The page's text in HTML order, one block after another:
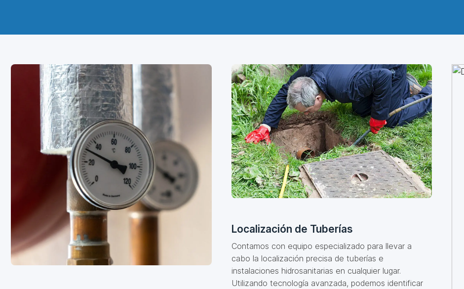
Localización de Tuberías
Contamos con equipo especializado para llevar a
cabo la localización precisa de tuberías e
instalaciones hidrosanitarias en cualquier lugar.
Utilizando tecnología avanzada, podemos identificar